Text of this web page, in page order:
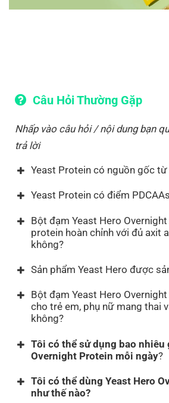
Câu Hỏi Thường Gặp
Nhấp vào câu hỏi / nội dung bạn
trả lời
Yeast Protein có nguồn gốc từ
Yeast Protein có điểm
Bột đạm Yeast Hero
protein hoàn chỉnh với đủ axit
không?
Axit Amin
Alanine 2755
Aspartic Acid
Sản phẩm Yeast Hero được
Bột đạm Yeast Hero
cho trẻ em, phụ nữ mang thai
không?
Tôi có thể sử dụng bao nhiêu
Overnight Protein mỗi ngày?
Tôi có thể dùng Yeast Hero
như thế nào?